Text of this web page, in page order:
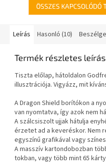
ÖSSZES KAPCSOLÓDÓ
Leírás Hasonló (10)
Termék részletes
Tiszta előlap, hátoldalon
illusztrációja. Vigyázz, mit
A Dragon Shield borítókon a
van nyomtatva, így azok nem
A szálcsiszolt ujjak hátulja
érzetet ad a keveréskor. Nem
egyszínű grafikával vagy
A masszív kartondobozban
tokban, vagy több mint 65